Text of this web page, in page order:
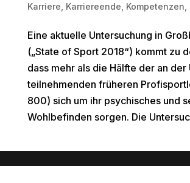
Karriere Karriereende Kompetenzen
Eine aktuelle Untersuchung in
(„State of Sport 2018“) kommt zu
dass mehr als die Hälfte der an der
teilnehmenden früheren
800) sich um ihr psychisches und
Wohlbefinden sorgen. Die